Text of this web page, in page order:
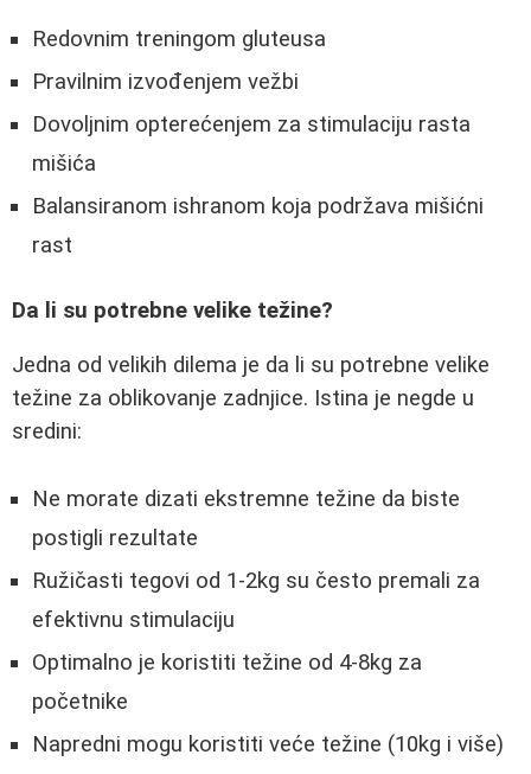
Redovnim treningom gluteusa
Pravilnim izvođenjem vežbi
Dovoljnim opterećenjem za stimulaciju rasta
mišića
Balansiranom ishranom koja podržava mišićni
rast
Da li su potrebne velike težine?
Jedna od velikih dilema je da li su potrebne velike
težine za oblikovanje zadnjice. Istina je negde u
sredini:
Ne morate dizati ekstremne težine da biste
postigli rezultate
Ružičasti tegovi od 1-2kg su često premali za
efektivnu stimulaciju
Optimalno je koristiti težine od 4-8kg za
početnike
Napredni mogu koristiti veće težine (10kg i više)